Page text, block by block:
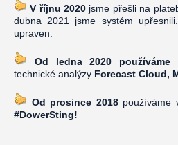
V říjnu 2020 jsme přešli na
dubna 2021 jsme systém
upraven.
Od ledna 2020 používáme
technické analýzy Forecast Cloud,
Od prosince 2018používáme
#DowerSting!